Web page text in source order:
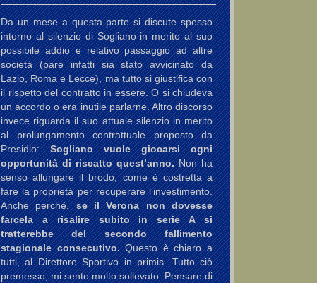
Da un mese a questa parte si discute spesso
intorno al silenzio di Sogliano in merito al suo
possibile addio e relativo passaggio ad altre
società (pare infatti sia stato avvicinato da
Lazio, Roma e Lecce), ma tutto si giustifica con
il rispetto del contratto in essere. O si chiudeva
un accordo o era inutile parlarne. Altro discorso
invece riguarda il suo attuale silenzio in merito
al prolungamento contrattuale proposto da
Presidio:Sogliano vuole giocarsi ogni
opportunità di riscatto quest’anno.Non ha
senso allungare il brodo, come è costretta a
fare la proprietà per recuperare l’investimento.
Anche perché,se il Verona non dovesse
farcela a risalire subito in serie A si
tratterebbe del secondo fallimento
stagionale consecutivo.Questo è chiaro a
tutti, al Direttore Sportivo in primis. Tutto ciò
premesso, mi sento molto sollevato. Pensare di